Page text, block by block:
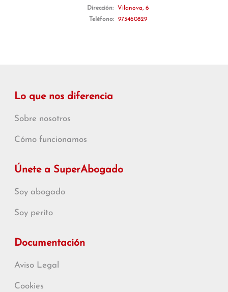
Dirección:
Vilanova, 6
Teléfono:
973460829
Lo que nos diferencia
Sobre nosotros
Cómo funcionamos
Únete a SuperAbogado
Soy abogado
Soy perito
Documentación
Aviso Legal
Cookies